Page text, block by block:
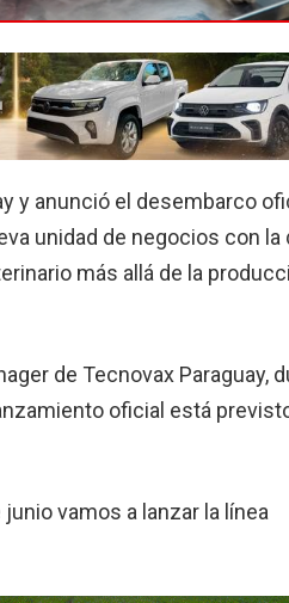
y anunció el desembarco
unidad de negocios con la
más allá de la
de Tecnovax Paraguay,
oficial está
vamos a lanzar la línea